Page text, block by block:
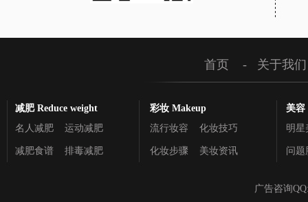
首页 - 关于我们
减肥 Reduce weight
名人减肥
运动减肥
减肥食谱 排毒减肥
彩妆 Makeup
流行妆容
化妆技巧
化妆步骤 美妆资讯
美容
明星
问题
广告咨询